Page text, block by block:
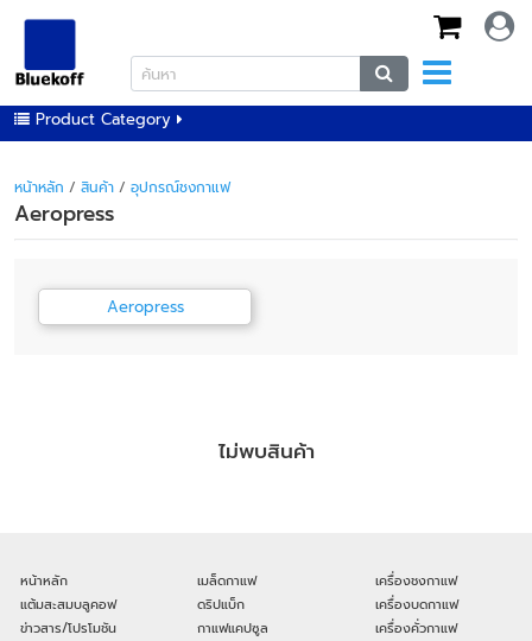
Product Category
หน้าหลัก / สินค้า / อุปกรณ์ชงกาแฟ
Aeropress
Aeropress
ไม่พบสินค้า
หน้าหลัก
แต้มสะสมบลูคอฟ
ข่าวสาร/โปรโมชัน
เมล็ดกาแฟ
ดริปแบ็ก
กาแฟแคปซูล
เครื่องชงกาแฟ
เครื่องบดกาแฟ
เครื่องคั่วกาแฟ